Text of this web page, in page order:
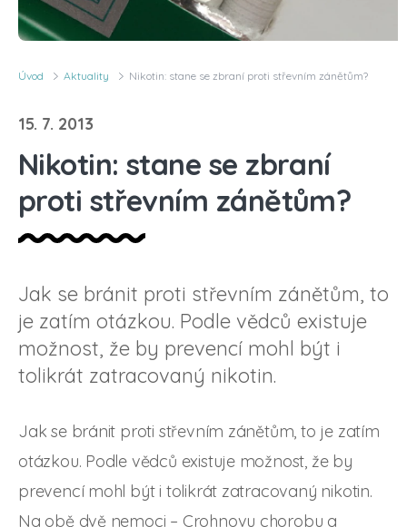
Úvod Aktuality Nikotin: stane se zbraní proti střevním zánětům?
15. 7. 2013
Nikotin: stane se zbraní
proti střevním zánětům?
Jak se bránit proti střevním zánětům, to
je zatím otázkou. Podle vědců existuje
možnost, že by prevencí mohl být i
tolikrát zatracovaný nikotin.
Jak se bránit proti střevním zánětům, to je zatím
otázkou. Podle vědců existuje možnost, že by
prevencí mohl být i tolikrát zatracovaný nikotin.
Na obě dvě nemoci – Crohnovu chorobu a